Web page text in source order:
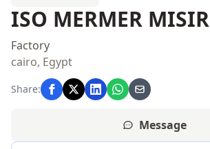
ISO MERMER MISIR
Factory
cairo, Egypt
Share:
Message